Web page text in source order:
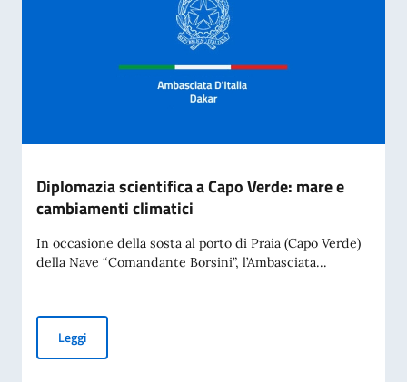
Diplomazia scientifica a Capo Verde: mare e
cambiamenti climatici
In occasione della sosta al porto di Praia (Capo Verde)
della Nave “Comandante Borsini”, l’Ambasciata...
LeggiDiplomazia scientifica a Capo Verde: mare e cambiamenti